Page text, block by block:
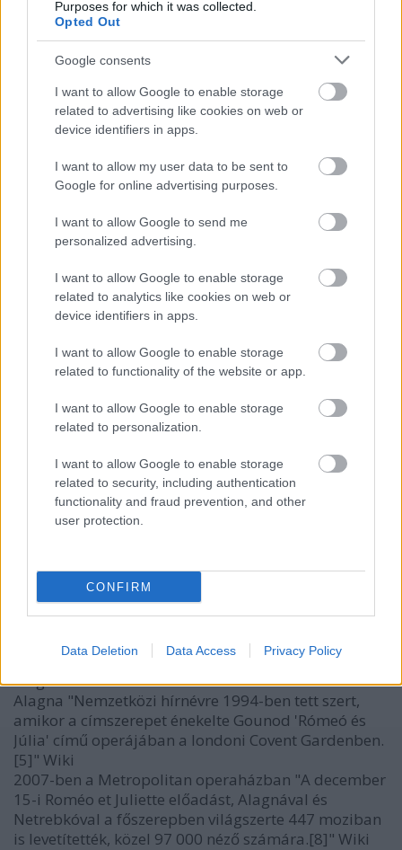
Purposes for which it was collected.
Opted Out
Google consents
I want to allow Google to enable storage
related to advertising like cookies on web or
device identifiers in apps.
I want to allow my user data to be sent to
Google for online advertising purposes.
I want to allow Google to send me
personalized advertising.
I want to allow Google to enable storage
related to analytics like cookies on web or
device identifiers in apps.
I want to allow Google to enable storage
related to functionality of the website or app.
I want to allow Google to enable storage
related to personalization.
I want to allow Google to enable storage
related to security, including authentication
functionality and fraud prevention, and other
user protection.
CONFIRM
Data Deletion Data Access Privacy Policy
Bartók, a bennszülött
Szólj hozzá!
A hozzászóláshoz be kell lépned!
VAGY
ghost127
Az idő múlik. A régi múltból nem mindig lehet
megélni.
Alagna "Nemzetközi hírnévre 1994-ben tett szert,
amikor a címszerepet énekelte Gounod 'Rómeó és
Júlia' című operájában a londoni Covent Gardenben.
[5]" Wiki
2007-ben a Metropolitan operaházban "A december
15-i Roméo et Juliette előadást, Alagnával és
Netrebkóval a főszerepben világszerte 447 moziban
is levetítették, közel 97 000 néző számára.[8]" Wiki